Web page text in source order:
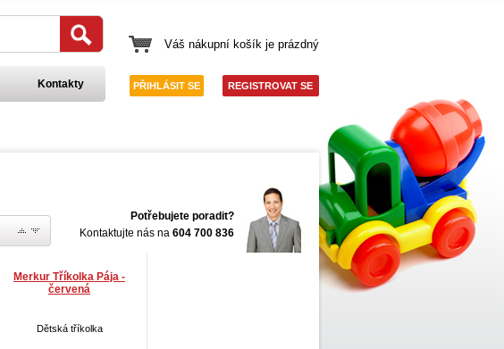
Váš nákupní košík je prázdný
Kontakty PŘIHLÁSIT SE REGISTROVAT SE
Potřebujete poradit?
Kontaktujte nás na 604 700 836
Merkur Tříkolka Pája -
červená
Dětská tříkolka